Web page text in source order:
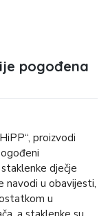
pogođena
proizvodi
dječje
navodi u obavijesti,
u